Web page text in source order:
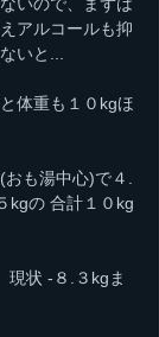
いので、まずは
アルコールも抑
いと...
体重も１０kgほ
おも湯中心)で４.
kgの 合計１０kg
現状 -８.３kgま